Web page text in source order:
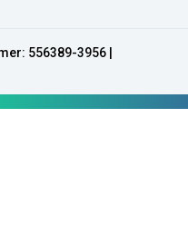
556389-3956 |